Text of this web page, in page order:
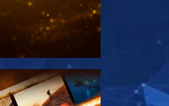
EXPLORE A SÉRIE